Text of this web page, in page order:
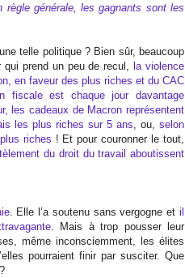
règle générale, les gagnants sont les
telle politique ? Bien sûr, beaucoup
qui prend un peu de recul,la violence
en faveur des plus riches et du CAC
fiscale est chaque jour davantage
les cadeaux de Macron représentent
les plus riches sur 5 ans , ou,selon
riches ! Et pour couronner le tout,
du droit du travail aboutissent
. Elle l’a soutenu sans vergogne et il
. Mais à trop pousser leur
même inconsciemment, les élites
pourraient finir par susciter. Que